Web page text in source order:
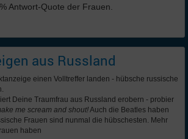
Antwort-Quote der Frauen.
aus Russland
einen Volltreffer landen - hübsche russische
Deine Traumfrau aus Russland erobern - probier
me scream and shout!Auch die Beatles haben
Frauen sind nunmal die hübschesten. Mehr
haben